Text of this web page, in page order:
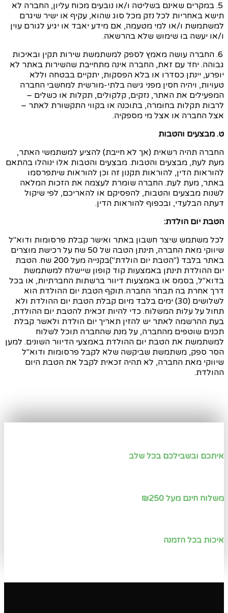
5. במקרים שאינם בשליטה ו/או נובעים מכוח עליון, החברה לא
תישא באחריות לכל נזק מכל סוג שהוא, עקיף או ישיר שיגרם
למשתמשת ו/או למי מטעמה, אם מידע יאבד או יגיע לגורם עוין
ו/או יעשה בו שימוש שלא בהרשאה.
6. החברה עושה מאמץ לספק למשתמשת שירות תקין ובאיכות
גבוהה. יחד עם זאת, החברה אינה מתחייבת שהשירות באתר לא
יופרע, יינתן כסדרו או בלא הפסקות, יתקיים בבטחה וללא
טעויות, ויהיה חסין מפני גישה בלתי-מורשית למחשבי החברה
המפעילים את האתר, נזקים, קלקולים, תקלות או כשלים –
לרבות תקלות בחומרה, בתוכנה או בקווי התקשורת לאתר –
אצל החברה או אצל מי מספקיה.
ט. מבצעים והטבות
החברה תהיה רשאית (אך לא חייבת) להציע למשתמשי האתר,
מעת לעת, מבצעים והטבות. מבצעים והטבות אלו ינוהלו בהתאם
להוראות הדין, להוראות תקנון זה וכן להוראות שיתפרסמו
באתר, מעת לעת. החברה שומרת לעצמה את הזכות המלאה
לשנות מבצעים והטבות, להפסיקם או להאריכם, לפי שיקול
דעתה הבלעדי, ובכפוף להוראות הדין.
הטבת יום הולדת:
לכל משתמש שיצר חשבון באתר ואישר קבלת פרסומות ודוא"ל
שיווקי מאת החברה, תינתן הטבה של 50 שח על רכישת מוצרים
באתר בלבד ("הטבת יום הולדת")בקנייה
מעל 200 שח. הטבת
יום ההולדת תינתן באמצעות קוד קופון שיישלח למשתמשת
בדוא"ל, בסמס או באמצעות דיוור ברשתות החברתיות, או בכל
דרך אחרת בה תבחר החברה.תוקף הטבת יום ההולדת הוא
לשלושים (30) ימים בלבד מיום קבלת הטבת יום ההולדת
ולא
תחול על עלות המשלוח. כדי להיות זכאית להטבת יום ההולדת,
בעת ההרשמה לאתר יש להזין תאריך יום הולדת ולאשר קבלת
תכנים שוטפים מהחברה, על מנת שהחברה תוכל לשלוח
למשתמשת את הטבת יום ההולדת באמצעי הדיוור השונים. למען
הסר ספק, משתמשת שביקשה שלא לקבל פרסומות ודוא"ל
שיווקי מאת החברה, לא תהיה זכאית לקבל את הטבת היום
ההולדת.
איתכם ובשבילכם בכל שלב
משלוח חינם מעל ₪250
איכות בכל הזמנה